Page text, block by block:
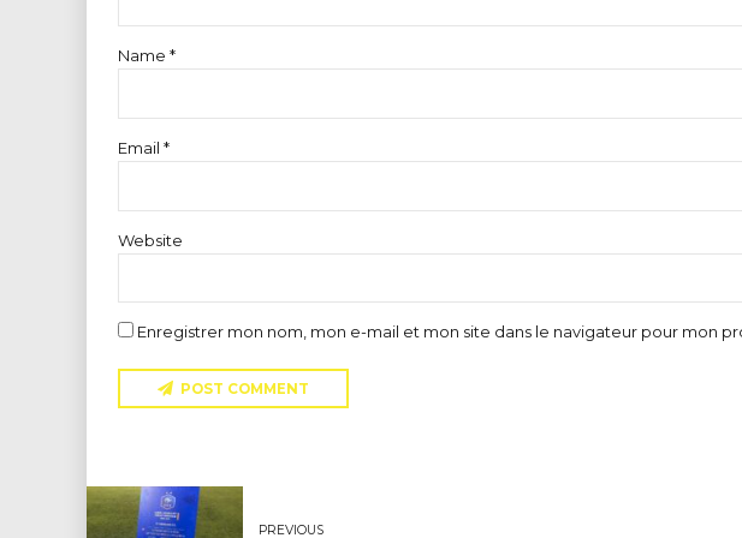
Name *
Email *
Website
Enregistrer mon nom, mon e-mail et mon site dans le navigateur pour mon
POST COMMENT
PREVIOUS